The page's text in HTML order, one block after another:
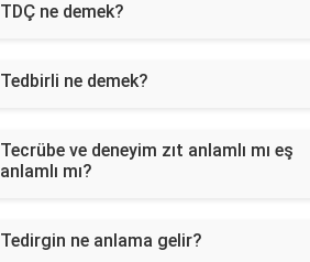
TDÇ ne demek?
Tedbirli ne demek?
Tecrübe ve deneyim zıt anlamlı mı eş
anlamlı mı?
Tedirgin ne anlama gelir?